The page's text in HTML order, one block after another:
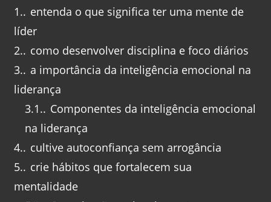
1. entenda o que significa ter uma mente de
líder
2. como desenvolver disciplina e foco diários
3. a importância da inteligência emocional na
liderança
3.1. Componentes da inteligência emocional
na liderança
4. cultive autoconfiança sem arrogância
5. crie hábitos que fortalecem sua
mentalidade